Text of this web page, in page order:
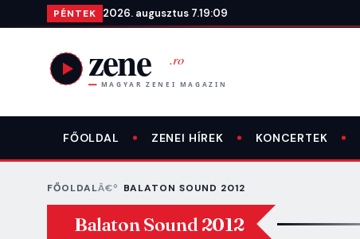
Ugrás a tartalomra
PÉNTEK 2026. augusztus 7.19:09
FŐOLDAL ZENEI HÍREK KONCERTEK
FŐOLDAL BALATON SOUND 2012
Balaton Sound 2012